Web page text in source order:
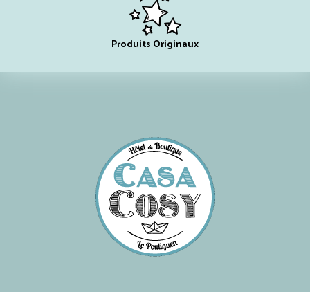
Produits Originaux